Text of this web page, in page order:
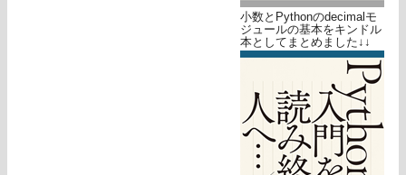
小数とPythonのdecimalモ
ジュールの基本をキンドル
本としてまとめました↓↓